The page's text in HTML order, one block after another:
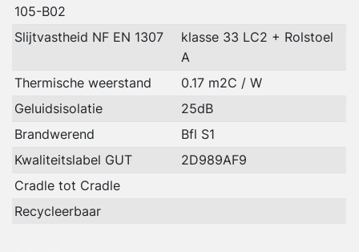
105-B02
Slijtvastheid NF EN 1307
klasse 33 LC2 + Rolstoel
A
Thermische weerstand
0.17 m2C / W
Geluidsisolatie
25dB
Brandwerend
Bfl S1
Kwaliteitslabel GUT
2D989AF9
Cradle tot Cradle
Recycleerbaar